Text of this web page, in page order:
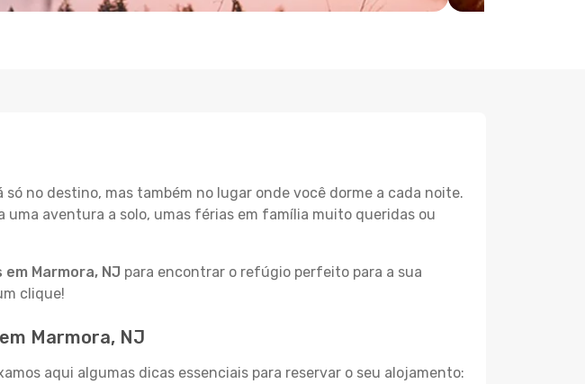
no destino, mas também no lugar onde você dorme a cada noite.
aventura a solo, umas férias em família muito queridas ou
Marmora, NJ para encontrar o refúgio perfeito para a sua
clique!
Marmora, NJ
aqui algumas dicas essenciais para reservar o seu alojamento: